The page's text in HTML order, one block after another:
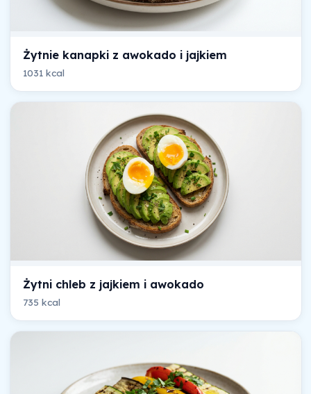
Żytnie kanapki z awokado i jajkiem
1031 kcal
Żytni chleb z jajkiem i awokado
735 kcal